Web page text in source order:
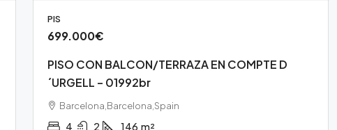
PIS
699.000€
PISO CON BALCON/TERRAZA EN COMPTE D
´URGELL – 01992br
Barcelona,Barcelona,Spain
4 2 146 m²